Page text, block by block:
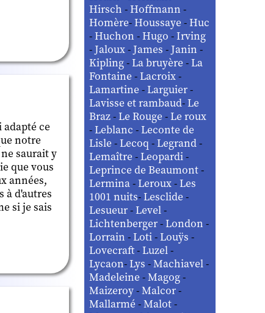
ce
notre
saurait y
que vous
années,
à d'autres
si je sais
Hirsch-Hoffmann-
Homère-Houssaye-Huc
-Huchon-Hugo-Irving
-Jaloux-James-Janin-
Kipling-La bruyère-La
Fontaine-Lacroix-
Lamartine-Larguier-
Lavisse et rambaud-Le
Braz-Le Rouge-Le roux
-Leblanc-Leconte de
Lisle-Lecoq-Legrand-
Lemaître-Leopardi-
Leprince de Beaumont-
Lermina-Leroux-Les
1001 nuits-Lesclide-
Lesueur-Level-
Lichtenberger-London-
Lorrain-Loti-Louÿs-
Lovecraft-Luzel-
Lycaon-Lys-Machiavel-
Madeleine-Magog-
Maizeroy-Malcor-
Mallarmé-Malot-